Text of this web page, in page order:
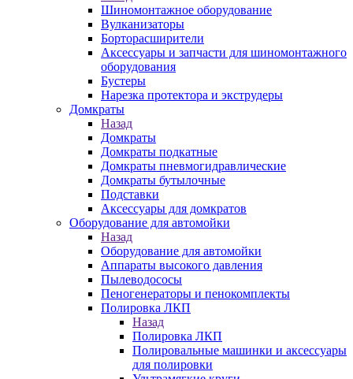
Шиномонтажное оборудование
Вулканизаторы
Борторасширители
Аксессуары и запчасти для шиномонтажного
оборудования
Бустеры
Нарезка протектора и экструдеры
Домкраты
Назад
Домкраты
Домкраты подкатные
Домкраты пневмогидравлические
Домкраты бутылочные
Подставки
Аксессуары для домкратов
Оборудование для автомойки
Назад
Оборудование для автомойки
Аппараты высокого давления
Пылеводососы
Пеногенераторы и пенокомплекты
Полировка ЛКП
Назад
Полировка ЛКП
Полировальные машинки и аксессуары
для полировки